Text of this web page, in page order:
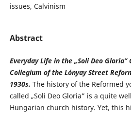
issues, Calvinism
Abstract
Everyday Life in the „Soli Deo Gloria”
Collegium of the Lónyay Street
1930s. The history of the Reformed
called „Soli Deo Gloria” is a quite
Hungarian church history. Yet, this